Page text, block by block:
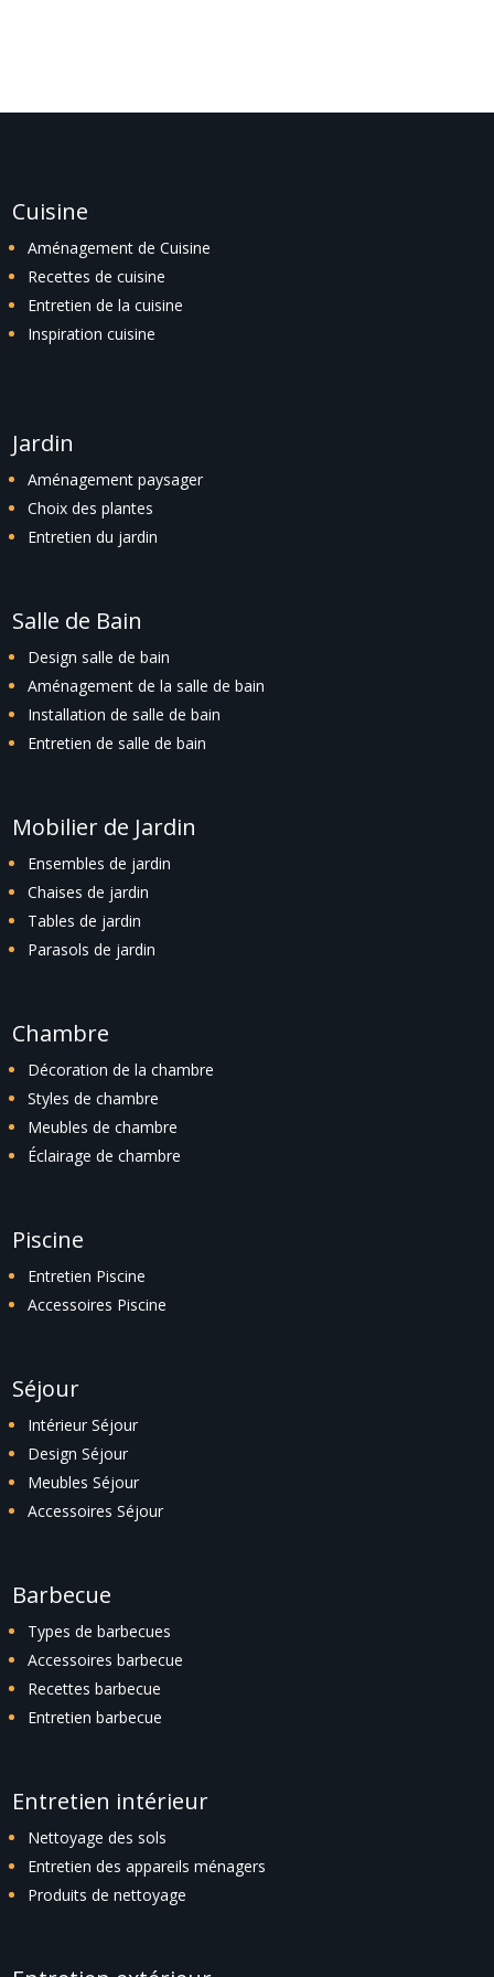
Cuisine
Aménagement de Cuisine
Recettes de cuisine
Entretien de la cuisine
Inspiration cuisine
Jardin
Aménagement paysager
Choix des plantes
Entretien du jardin
Salle de Bain
Design salle de bain
Aménagement de la salle de bain
Installation de salle de bain
Entretien de salle de bain
Mobilier de Jardin
Ensembles de jardin
Chaises de jardin
Tables de jardin
Parasols de jardin
Chambre
Décoration de la chambre
Styles de chambre
Meubles de chambre
Éclairage de chambre
Piscine
Entretien Piscine
Accessoires Piscine
Séjour
Intérieur Séjour
Design Séjour
Meubles Séjour
Accessoires Séjour
Barbecue
Types de barbecues
Accessoires barbecue
Recettes barbecue
Entretien barbecue
Entretien intérieur
Nettoyage des sols
Entretien des appareils ménagers
Produits de nettoyage